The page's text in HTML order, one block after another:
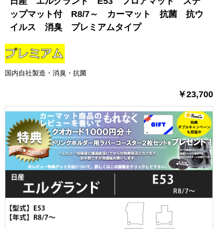
ップマット付 R8/7～ カーマット 抗菌 抗ウ
イルス 消臭 プレミアムタイプ
国内自社製造・消臭・抗菌
￥23,700